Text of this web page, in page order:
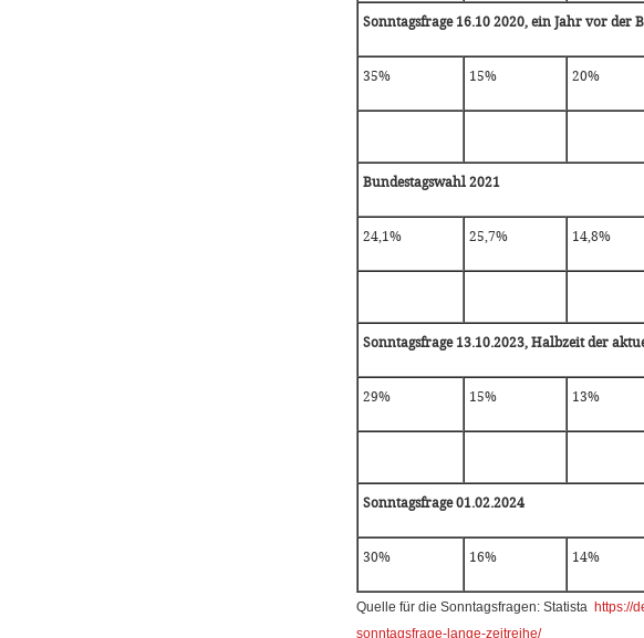
Sonntagsfrage 16.10 2020, ein Jahr vor der
35% 15% 20%
Bundestagswahl 2021
24,1% 25,7% 14,8%
Sonntagsfrage 13.10.2023, Halbzeit der
29% 15% 13%
Sonntagsfrage 01.02.2024
30% 16% 14%
Quelle für die Sonntagsfragen: Statista https://
sonntagsfrage-lange-zeitreihe/